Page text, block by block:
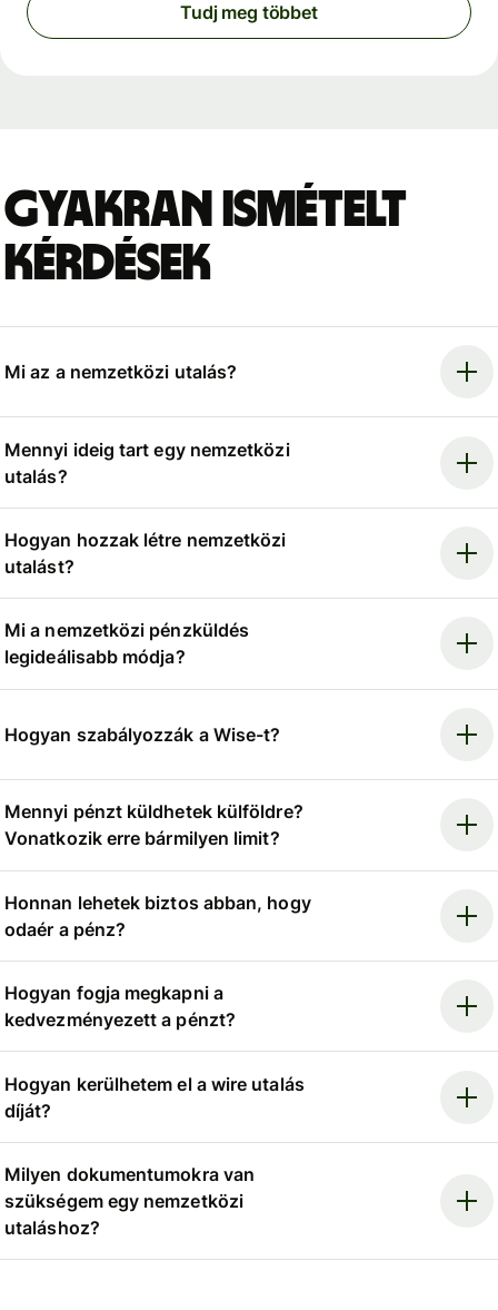
Tudj meg többet
Gyakran ismételt
kérdések
Mi az a nemzetközi utalás?
Mennyi ideig tart egy nemzetközi
utalás?
Hogyan hozzak létre nemzetközi
utalást?
Mi a nemzetközi pénzküldés
legideálisabb módja?
Hogyan szabályozzák a Wise-t?
Mennyi pénzt küldhetek külföldre?
Vonatkozik erre bármilyen limit?
Honnan lehetek biztos abban, hogy
odaér a pénz?
Hogyan fogja megkapni a
kedvezményezett a pénzt?
Hogyan kerülhetem el a wire utalás
díját?
Milyen dokumentumokra van
szükségem egy nemzetközi
utaláshoz?